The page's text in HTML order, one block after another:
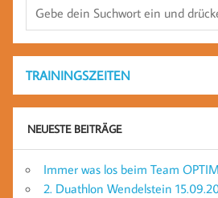
TRAININGSZEITEN
NEUESTE BEITRÄGE
Immer was los beim Team
2. Duathlon Wendelstein